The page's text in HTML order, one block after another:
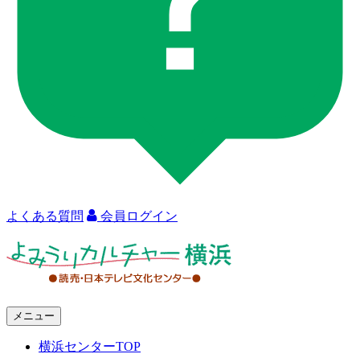
よくある質問 会員ログイン
メニュー
横浜センターTOP